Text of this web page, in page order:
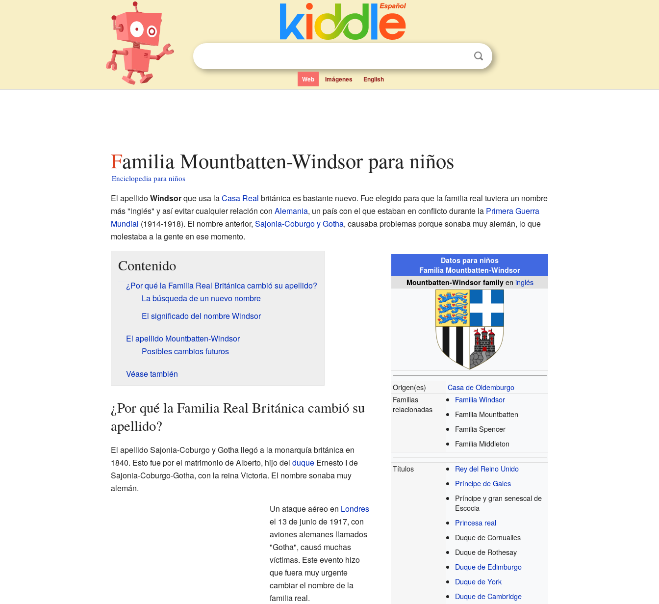
Web Imágenes English
Familia Mountbatten-Windsor para niños
Enciclopedia para niños
El apellidoWindsorque usa laCasa Real británica es bastante nuevo. Fue elegido para que la familia real tuviera un nombre
más "inglés" y así evitar cualquier relación con Alemania, un país con el que estaban en conflicto durante la Primera Guerra
Mundial (1914-1918). El nombre anterior, Sajonia-Coburgo y Gotha, causaba problemas porque sonaba muy alemán, lo que
molestaba a la gente en ese momento.
Datos para niños
Familia Mountbatten-Windsor
Mountbatten-Windsor familyen inglés
Origen(es)
Casa de Oldemburgo
Familias
relacionadas
Familia Windsor
Familia Mountbatten
Familia Spencer
Familia Middleton
Títulos
Rey del Reino Unido
Príncipe de Gales
Príncipe y gran senescal de
Escocia
Princesa real
Duque de Cornualles
Duque de Rothesay
Duque de Edimburgo
Duque de York
Duque de Cambridge
Contenido
¿Por qué la Familia Real Británica cambió su apellido?
La búsqueda de un nuevo nombre
El significado del nombre Windsor
El apellido Mountbatten-Windsor
Posibles cambios futuros
Véase también
¿Por qué la Familia Real Británica cambió su
apellido?
El apellido Sajonia-Coburgo y Gotha llegó a la monarquía británica en
1840. Esto fue por el matrimonio de Alberto, hijo del duqueErnesto I de
Sajonia-Coburgo-Gotha, con la reina Victoria. El nombre sonaba muy
alemán.
Un ataque aéreo en Londres
el 13 de junio de 1917, con
aviones alemanes llamados
"Gotha", causó muchas
víctimas. Este evento hizo
que fuera muy urgente
cambiar el nombre de la
familia real.